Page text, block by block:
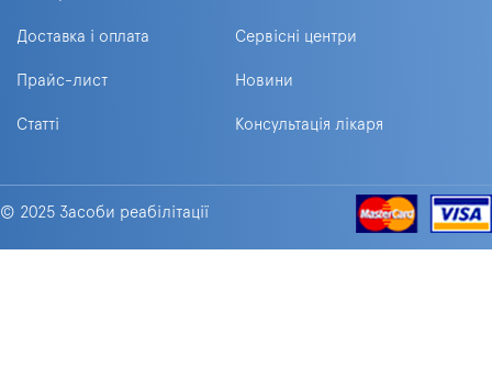
Доставка і оплата Сервісні центри
Прайс-лист Новини
Статті Консультація лікаря
© 2025 Засоби реабілітації